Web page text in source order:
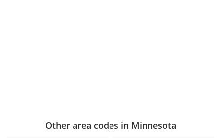
Other area codes in Minnesota